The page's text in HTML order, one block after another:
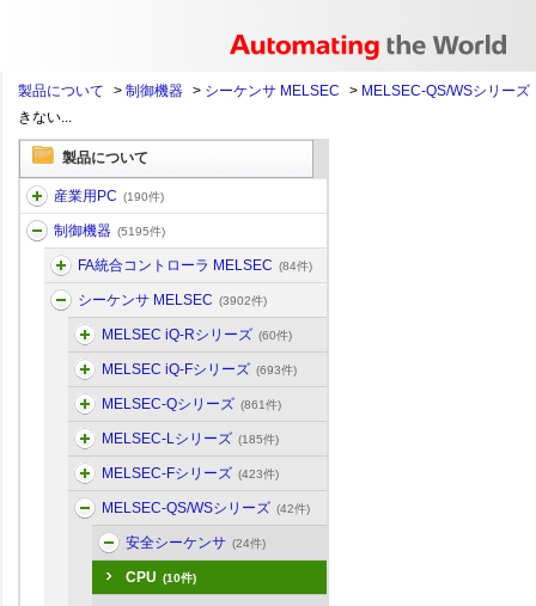
製品について > 制御機器 > シーケンサ MELSEC > MELSEC-QS/WSシリーズ
きない...
製品について
産業用PC (190件)
制御機器 (5195件)
FA統合コントローラ MELSEC (84件)
シーケンサ MELSEC (3902件)
MELSEC iQ-Rシリーズ (60件)
MELSEC iQ-Fシリーズ (693件)
MELSEC-Qシリーズ (861件)
MELSEC-Lシリーズ (185件)
MELSEC-Fシリーズ (423件)
MELSEC-QS/WSシリーズ (42件)
安全シーケンサ (24件)
CPU (10件)